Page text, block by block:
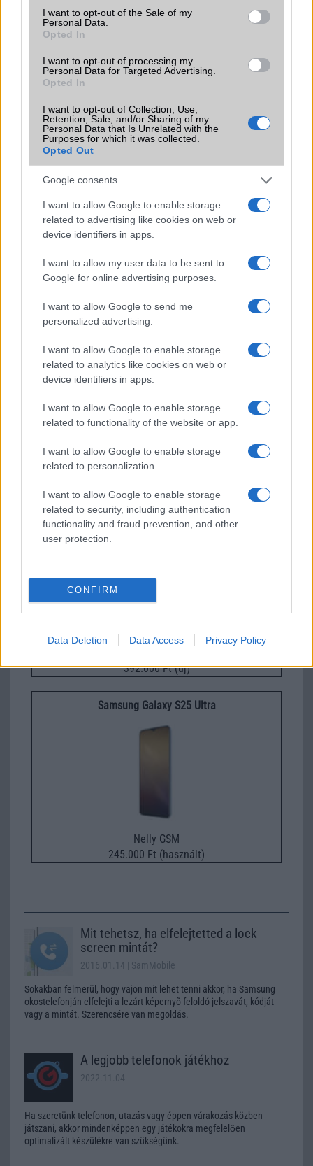
consent section.
I want to opt-out of the Sale of my
Personal Data.
Opted In
I want to opt-out of processing my
Personal Data for Targeted Advertising.
Opted In
I want to opt-out of Collection, Use,
Retention, Sale, and/or Sharing of my
Personal Data that Is Unrelated with the
Purposes for which it was collected.
Opted Out
Google consents
I want to allow Google to enable storage
related to advertising like cookies on web or
device identifiers in apps.
I want to allow my user data to be sent to
Google for online advertising purposes.
I want to allow Google to send me
personalized advertising.
I want to allow Google to enable storage
related to analytics like cookies on web or
device identifiers in apps.
I want to allow Google to enable storage
related to functionality of the website or app.
I want to allow Google to enable storage
related to personalization.
I want to allow Google to enable storage
related to security, including authentication
functionality and fraud prevention, and other
user protection.
CONFIRM
Data Deletion Data Access Privacy Policy
Terület
része 0!
Brand
Védelem Nincs
Limited Edition Nincs
SAR
0,96
N/A = Nincs adat. Legutóbbi frissítés: 2026-07-13 19:00:00
Nelly GSM
Samsung Galaxy S26 Ultra
392.000 Ft (új)
Samsung Galaxy S25 Ultra
Nelly GSM
245.000 Ft (használt)
Mit tehetsz, ha elfelejtetted a lock
screen mintát?
2016.01.14 | SamMobile
Sokakban felmerül, hogy vajon mit lehet tenni akkor, ha Samsung
okostelefonján elfelejti a lezárt képernyõ feloldó jelszavát, kódját
vagy a mintát. Szerencsére van megoldás.
A legjobb telefonok játékhoz
2022.11.04
Ha szeretünk telefonon, utazás vagy éppen várakozás közben
játszani, akkor mindenképpen egy játékokra megfelelően
optimalizált készülékre van szükségünk.